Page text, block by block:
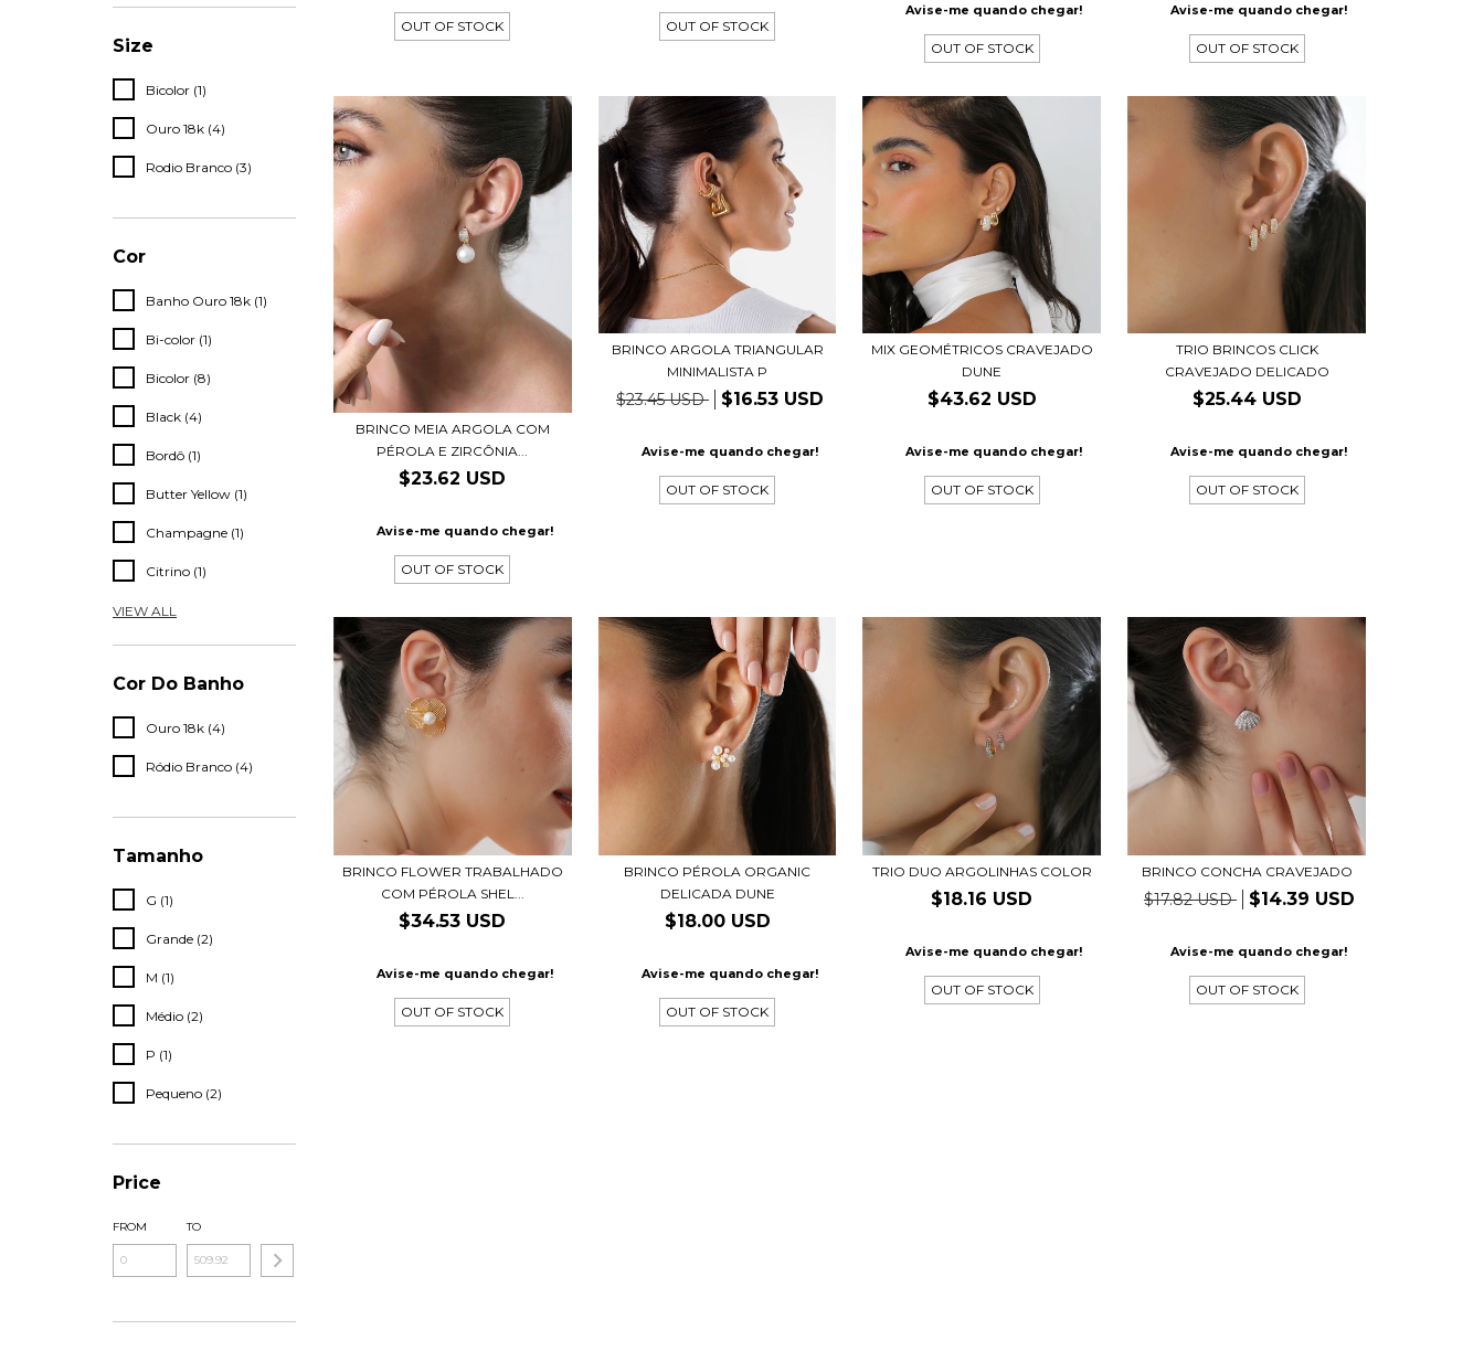
Size
Bicolor (1)
Ouro 18k (4)
Rodio Branco (3)
Cor
Banho Ouro 18k (1)
Bi-color (1)
Bicolor (8)
Black (4)
Bordô (1)
Butter Yellow (1)
Champagne (1)
Citrino (1)
VIEW ALL
Cor Do Banho
Ouro 18k (4)
Ródio Branco (4)
Tamanho
G (1)
Grande (2)
M (1)
Médio (2)
P (1)
Pequeno (2)
Price
FROM TO
OUT OF STOCK OUT OF STOCK
Avise-me quando chegar!
OUT OF STOCK
Avise-me quando chegar!
OUT OF STOCK
BRINCO MEIA ARGOLA COM
PÉROLA E ZIRCÔNIA...
$23.62 USD
Avise-me quando chegar!
OUT OF STOCK
BRINCO ARGOLA TRIANGULAR
MINIMALISTA P
$23.45 USD $16.53 USD
Avise-me quando chegar!
OUT OF STOCK
MIX GEOMÉTRICOS CRAVEJADO
DUNE
$43.62 USD
Avise-me quando chegar!
OUT OF STOCK
TRIO BRINCOS CLICK
CRAVEJADO DELICADO
$25.44 USD
Avise-me quando chegar!
OUT OF STOCK
BRINCO FLOWER TRABALHADO
COM PÉROLA SHEL...
$34.53 USD
Avise-me quando chegar!
OUT OF STOCK
BRINCO PÉROLA ORGANIC
DELICADA DUNE
$18.00 USD
Avise-me quando chegar!
OUT OF STOCK
TRIO DUO ARGOLINHAS COLOR
$18.16 USD
Avise-me quando chegar!
OUT OF STOCK
BRINCO CONCHA CRAVEJADO
$17.82 USD $14.39 USD
Avise-me quando chegar!
OUT OF STOCK